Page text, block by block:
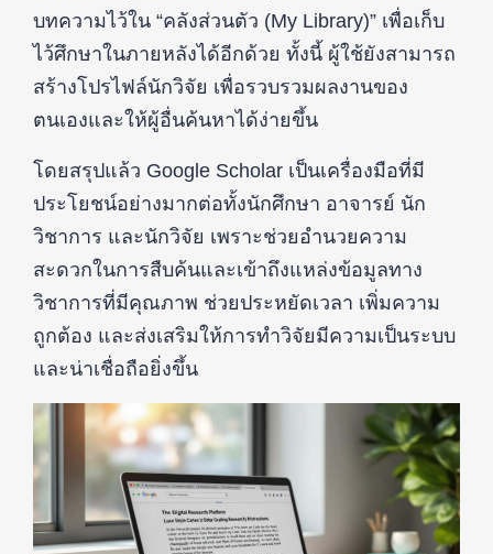
บทความไว้ใน “คลังส่วนตัว (My Library)” เพื่อเก็บ
ไว้ศึกษาในภายหลังได้อีกด้วย ทั้งนี้ ผู้ใช้ยังสามารถ
สร้างโปรไฟล์นักวิจัย เพื่อรวบรวมผลงานของ
ตนเองและให้ผู้อื่นค้นหาได้ง่ายขึ้น
โดยสรุปแล้ว Google Scholar เป็นเครื่องมือที่มี
ประโยชน์อย่างมากต่อทั้งนักศึกษา อาจารย์ นัก
วิชาการ และนักวิจัย เพราะช่วยอำนวยความ
สะดวกในการสืบค้นและเข้าถึงแหล่งข้อมูลทาง
วิชาการที่มีคุณภาพ ช่วยประหยัดเวลา เพิ่มความ
ถูกต้อง และส่งเสริมให้การทำวิจัยมีความเป็นระบบ
และน่าเชื่อถือยิ่งขึ้น